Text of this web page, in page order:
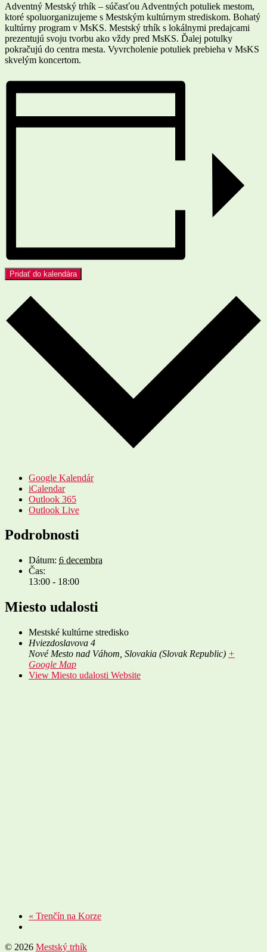
Adventný Mestský trhík – súčasťou Adventných potuliek mestom,
ktoré spoluorganizujeme s Mestským kultúrnym strediskom. Bohatý
kultúrny program v MsKS. Mestský trhík s lokálnymi predajcami
prezentujú svoju tvorbu ako vždy pred MsKS. Ďalej potulky
pokračujú do centra mesta. Vyvrcholenie potuliek prebieha v MsKS
skvelým koncertom.
Pridať do kalendára
Google Kalendár
iCalendar
Outlook 365
Outlook Live
Podrobnosti
Dátum: 6 decembra
Čas:
13:00 - 18:00
Miesto udalosti
Mestské kultúrne stredisko
Hviezdoslavova 4
Nové Mesto nad Váhom Slovakia (Slovak Republic) +
Google Map
View Miesto udalosti Website
« Trenčín na Korze
© 2026 Mestský trhík